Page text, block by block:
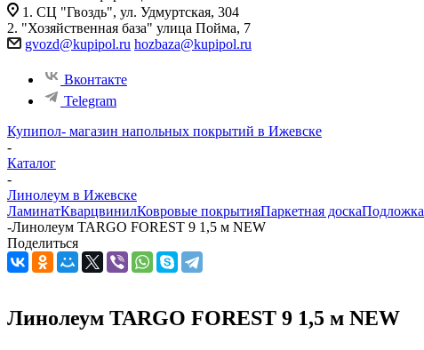
1. СЦ "Гвоздь", ул. Удмуртская, 304
2. "Хозяйственная база" улица Пойма, 7
gvozd@kupipol.ru hozbaza@kupipol.ru
Вконтакте
Telegram
Купипол- магазин напольных покрытий в Ижевске
-
Каталог
-
Линолеум в Ижевске
ЛаминатКварцвинилКовровые покрытияПаркетная доскаПодложка
-Линолеум TARGO FOREST 9 1,5 м NEW
Поделиться
Линолеум TARGO FOREST 9 1,5 м NEW